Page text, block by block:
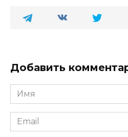
Добавить
Имя
*
Email
*